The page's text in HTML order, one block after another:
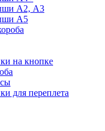
А2, А3
А5
на кнопке
для переплета